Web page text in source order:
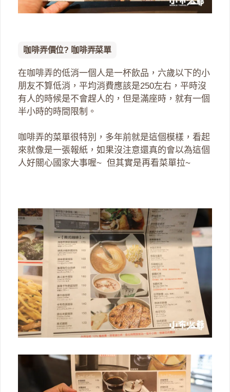
咖啡弄價位? 咖啡弄菜單
在咖啡弄的低消一個人是一杯飲品，六歲以下的小
朋友不算低消，平均消費應該是250左右，平時沒
有人的時候是不會趕人的，但是滿座時，就有一個
半小時的時間限制。
咖啡弄的菜單很特別，多年前就是這個模樣，看起
來就像是一張報紙，如果沒注意還真的會以為這個
人好關心國家大事喔~ 但其實是再看菜單拉~